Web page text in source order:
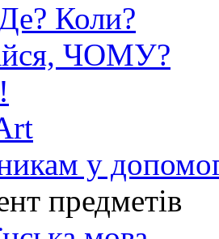
Коли?
ЧОМУ?
у
предметів